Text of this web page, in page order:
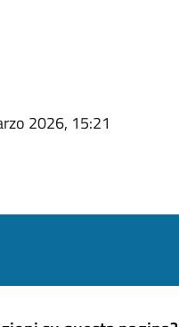
2026, 15:21